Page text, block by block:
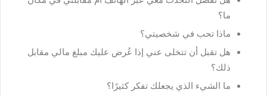
ما؟
ماذا تحب في شخصيتي؟
هل تقبل أن تتخلى عني إذا عُرض عليك مبلغ مالي مقابل
ذلك؟
ما الشيء الذي يجعلك تفكر كثيرًا؟